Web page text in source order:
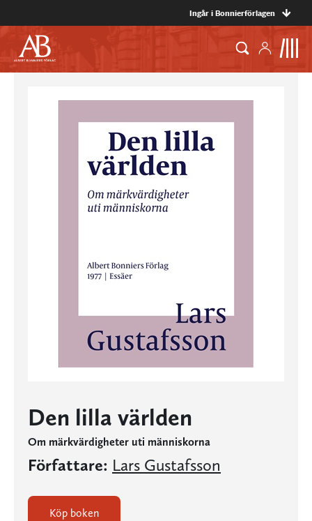
Ingår i Bonnierförlagen
Den lilla världen
Om märkvärdigheter uti människorna
Författare: Lars Gustafsson
Köp boken